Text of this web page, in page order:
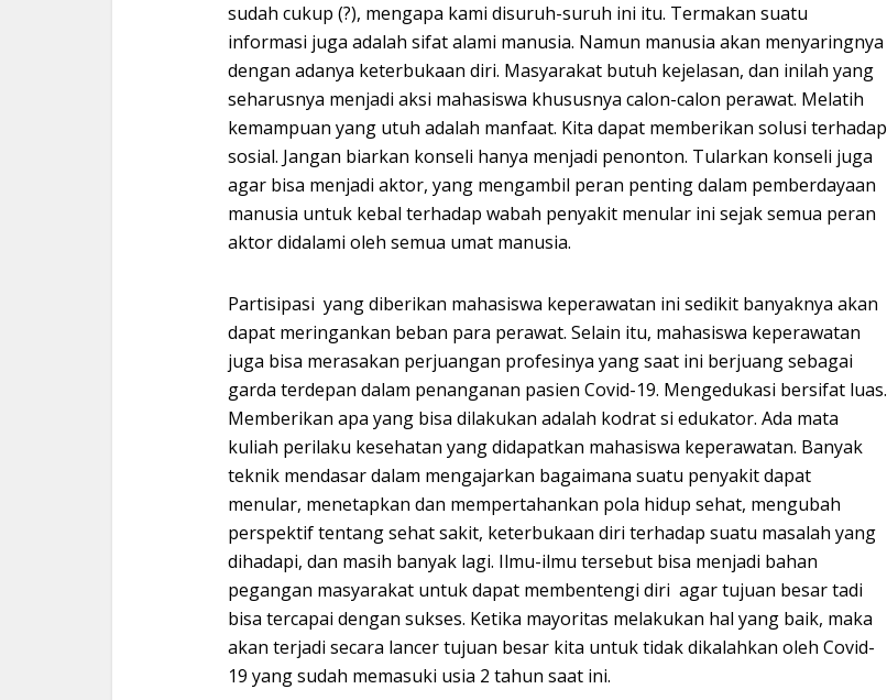
sudah cukup (?), mengapa kami disuruh-suruh ini itu. Termakan suatu
informasi juga adalah sifat alami manusia. Namun manusia akan menyaringnya
dengan adanya keterbukaan diri. Masyarakat butuh kejelasan, dan inilah yang
seharusnya menjadi aksi mahasiswa khususnya calon-calon perawat. Melatih
kemampuan yang utuh adalah manfaat. Kita dapat memberikan solusi terhadap
sosial. Jangan biarkan konseli hanya menjadi penonton. Tularkan konseli juga
agar bisa menjadi aktor, yang mengambil peran penting dalam pemberdayaan
manusia untuk kebal terhadap wabah penyakit menular ini sejak semua peran
aktor didalami oleh semua umat manusia.
Partisipasi yang diberikan mahasiswa keperawatan ini sedikit banyaknya akan
dapat meringankan beban para perawat. Selain itu, mahasiswa keperawatan
juga bisa merasakan perjuangan profesinya yang saat ini berjuang sebagai
garda terdepan dalam penanganan pasien Covid-19. Mengedukasi bersifat luas.
Memberikan apa yang bisa dilakukan adalah kodrat si edukator. Ada mata
kuliah perilaku kesehatan yang didapatkan mahasiswa keperawatan. Banyak
teknik mendasar dalam mengajarkan bagaimana suatu penyakit dapat
menular, menetapkan dan mempertahankan pola hidup sehat, mengubah
perspektif tentang sehat sakit, keterbukaan diri terhadap suatu masalah yang
dihadapi, dan masih banyak lagi. Ilmu-ilmu tersebut bisa menjadi bahan
pegangan masyarakat untuk dapat membentengi diri agar tujuan besar tadi
bisa tercapai dengan sukses. Ketika mayoritas melakukan hal yang baik, maka
akan terjadi secara lancer tujuan besar kita untuk tidak dikalahkan oleh Covid-
19 yang sudah memasuki usia 2 tahun saat ini.